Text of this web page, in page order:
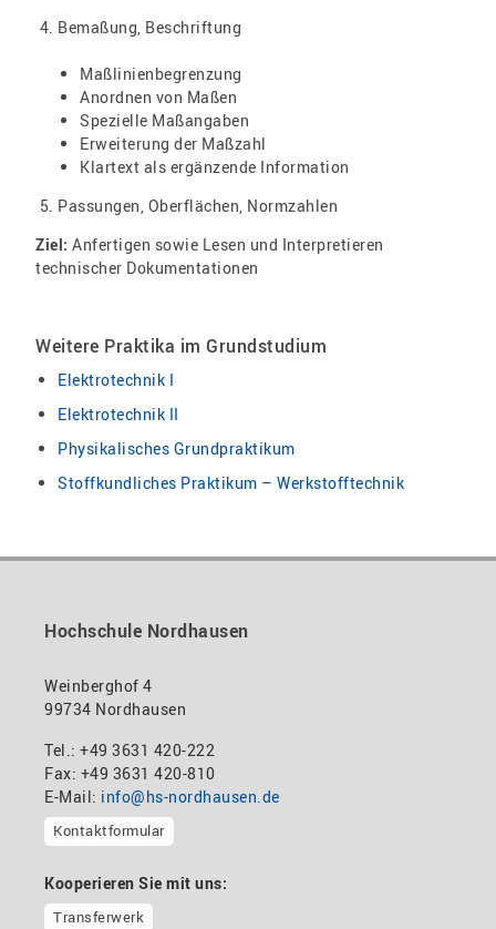
Bemaßung, Beschriftung
Maßlinienbegrenzung
Anordnen von Maßen
Spezielle Maßangaben
Erweiterung der Maßzahl
Klartext als ergänzende Information
Passungen, Oberflächen, Normzahlen
Ziel: Anfertigen sowie Lesen und Interpretieren
technischer Dokumentationen
Weitere Praktika im Grundstudium
Elektrotechnik I
Elektrotechnik II
Physikalisches Grundpraktikum
Stoffkundliches Praktikum – Werkstofftechnik
Hochschule Nordhausen
Weinberghof 4
99734 Nordhausen
Tel.: +49 3631 420-222
Fax: +49 3631 420-810
E-Mail: info@hs-nordhausen.de
Kontaktformular
Kooperieren Sie mit uns:
Transferwerk